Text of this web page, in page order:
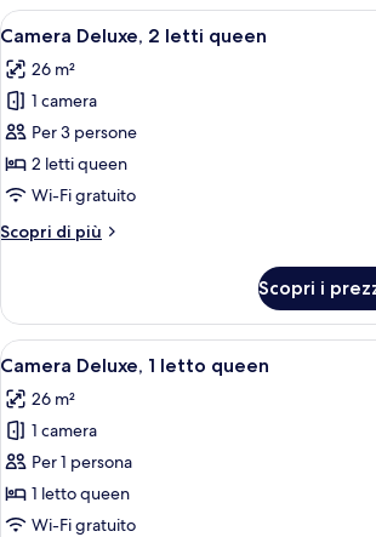
letto
Apri
tutte
le
foto
per
Camera
Deluxe,
letti
Una camera
7
Camera Deluxe, 2 letti queen
26 m²
1 camera
Per 3 persone
2 letti queen
Wi-Fi gratuito
Scopri di più
Altri
Deluxe,
letti
Scopri i
Apri
tutte
le
foto
per
Camera
Deluxe,
Una camera
5
Camera Deluxe, 1 letto queen
26 m²
1 camera
Per 1 persona
1 letto queen
Wi-Fi gratuito